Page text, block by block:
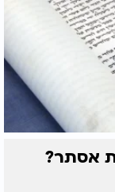
אסתר?